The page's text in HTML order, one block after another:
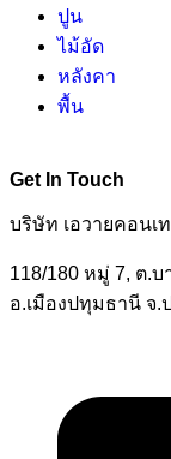
ปูน
ไม้อัด
หลังคา
พื้น
Get In Touch
บริษัท เอวายคอนเ
118/180 หมู่ 7, ต.บ
อ.เมืองปทุมธานี จ.